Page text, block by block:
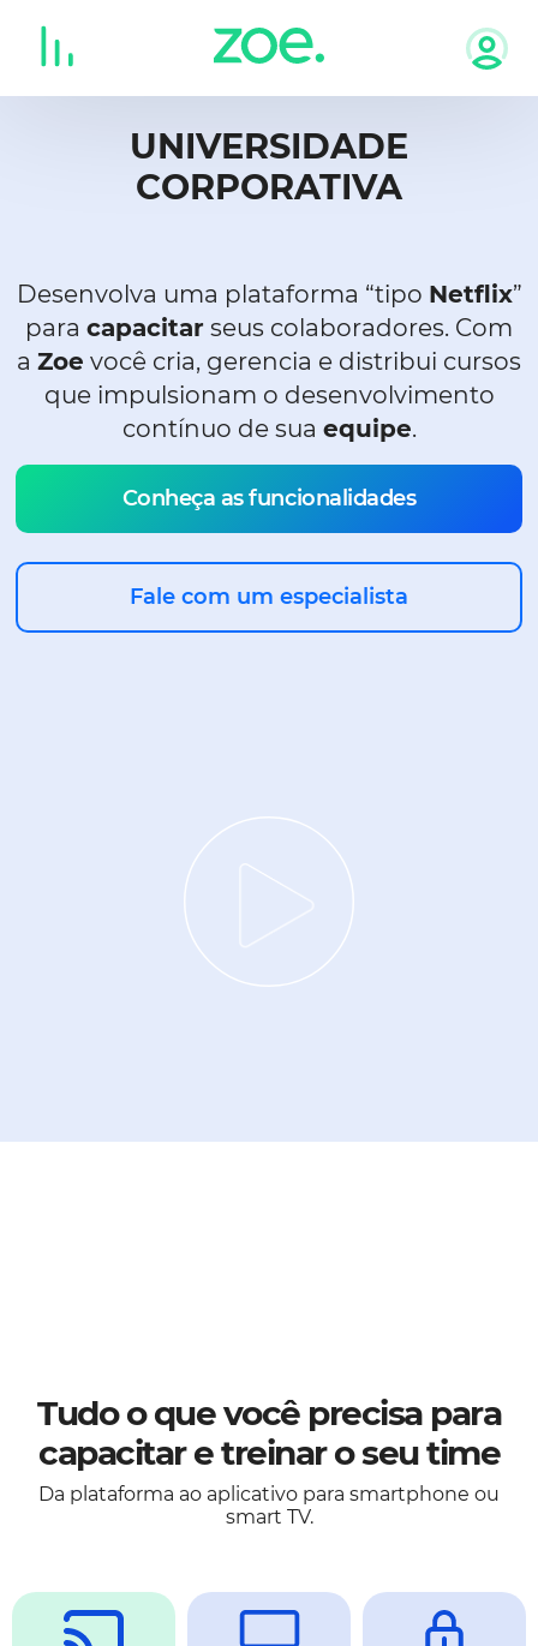
content
UNIVERSIDADE
CORPORATIVA
Desenvolva uma plataforma “tipo Netflix”
para capacitar seus colaboradores. Com
a Zoe você cria, gerencia e distribui cursos
que impulsionam o desenvolvimento
contínuo de sua equipe.
Conheça as funcionalidades
Fale com um especialista
Tudo o que você precisa para
capacitar e treinar o seu time
Da plataforma ao aplicativo para smartphone ou
smart TV.